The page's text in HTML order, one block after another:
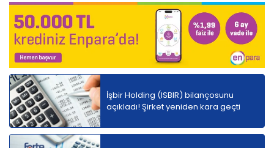
İşbir Holding (ISBIR) bilançosunu
açıkladı! Şirket yeniden kara geçti